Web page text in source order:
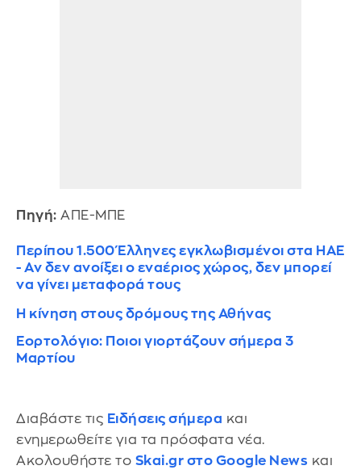
Πηγή: ΑΠΕ-ΜΠΕ
Περίπου 1.500 Έλληνες εγκλωβισμένοι στα ΗΑΕ
- Αν δεν ανοίξει ο εναέριος χώρος, δεν μπορεί
να γίνει μεταφορά τους
Η κίνηση στους δρόμους της Αθήνας
Εορτολόγιο: Ποιοι γιορτάζουν σήμερα 3
Μαρτίου
Διαβάστε τις Ειδήσεις σήμερα και
ενημερωθείτε για τα πρόσφατα νέα.
Ακολουθήστε το Skai.gr στο Google News και